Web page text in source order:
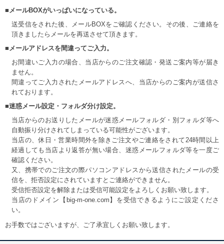
■メールBOXがいっぱいになっている。
送受信をされた後、メールBOXをご確認ください。その後、ご連絡を
頂きましたらメールを再送させて頂きます。
■メールアドレスを間違ってご入力。
お間違いご入力の場合、当店からのご注文確認・発送ご案内等が届き
ません。
間違ってご入力されたメールアドレスへ、当店からのご案内が送信さ
れております。
■迷惑メール設定・フォルダ分け設定。
当店からのお送りしたメールが迷惑メールフォルダ・別フォルダ等へ
自動振り分けされてしまっている可能性がございます。
当店の、休日・営業時間外を除きご注文やご連絡をされて24時間以上
経過しても当店より返答が無い場合、迷惑メールフォルダ等を一度ご
確認ください。
又、携帯でのご注文の際パソコンアドレスから送信されたメールの受
信を、拒否設定にされていますとご連絡ができません。
受信拒否設定を解除または受信可能設定をよろしくお願い致します。
当店のドメイン【big-m-one.com】を受信できるようにご設定くださ
い。
お手数ではございますが、ご了承宜しくお願い致します。